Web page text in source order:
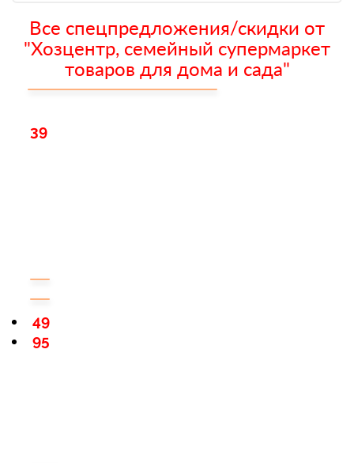
Все спецпредложения/скидки от
"Хозцентр, семейный супермаркет
товаров для дома и сада"
39
95
49